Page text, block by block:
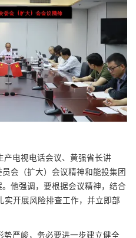
电视电话会议、黄强省长讲
会（扩大）会议精神和能投集团
他强调，要根据会议精神，结合
实开展风险排查工作，并立即部
严峻，务必要进一步建立健全